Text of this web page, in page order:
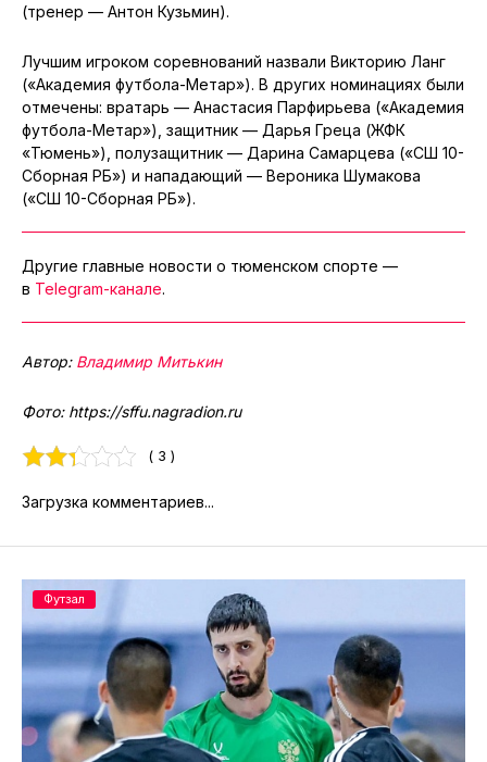
(тренер — Антон Кузьмин).
Лучшим игроком соревнований назвали Викторию Ланг
(«Академия футбола-Метар»). В других номинациях были
отмечены: вратарь — Анастасия Парфирьева («Академия
футбола-Метар»), защитник — Дарья Греца (ЖФК
«Тюмень»), полузащитник — Дарина Самарцева («СШ 10-
Сборная РБ») и нападающий — Вероника Шумакова
(«СШ 10-Сборная РБ»).
Другие главные новости о тюменском спорте —
в Telegram-канале.
Автор: Владимир Митькин
Фото: https://sffu.nagradion.ru
( 3 )
Загрузка комментариев...
Футзал